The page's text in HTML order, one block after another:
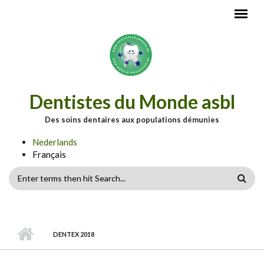
Dentistes du Monde asbl
Des soins dentaires aux populations démunies
Nederlands
Français
FORMULAIRE
RECHERCHE
DENTEX 2018